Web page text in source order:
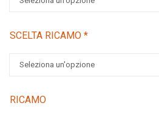
SCELTA RICAMO *
RICAMO